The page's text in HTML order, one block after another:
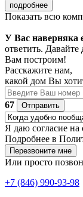
подробнее
Показать всю
У Вас наверняка
ответить.
Вам построим!
Расскажите нам,
какой дом Вы
67
Отправить
Я даю согласие на
Подробнее в
Перезвоните мне
Или просто
+7 (846) 990-93-98